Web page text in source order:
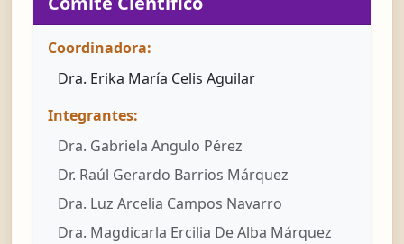
Coordinadora:
Dra. Erika María Celis Aguilar
Integrantes:
Dra. Gabriela Angulo Pérez
Dr. Raúl Gerardo Barrios Márquez
Dra. Luz Arcelia Campos Navarro
Dra. Magdicarla Ercilia De Alba Márquez